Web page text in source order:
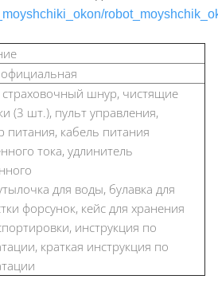
страховочный шнур, чистящие
(3 шт.), пульт управления,
питания, кабель питания
тока, удлинитель
для воды, булавка для
форсунок, кейс для хранения
инструкция по
краткая инструкция по